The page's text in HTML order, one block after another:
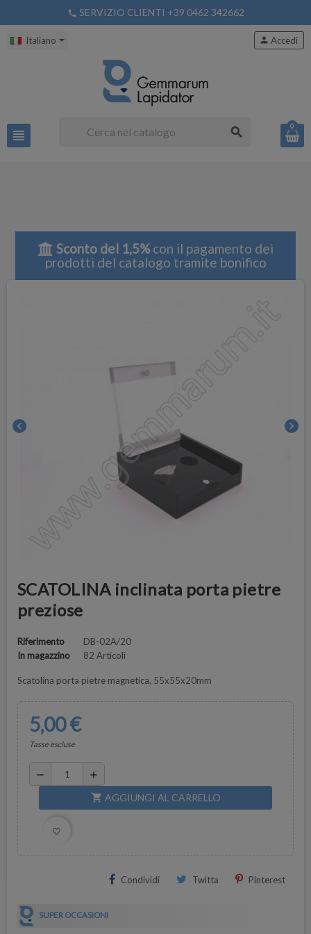
phone SERVIZIO CLIENTI +39 0462 342662
Italiano
view_headline search
person Accedi
0
Sconto del 1,5%con il pagamento dei
prodotti del catalogo tramite bonifico
chevron_left chevron_right
SCATOLINA inclinata porta pietre
preziose
Riferimento
DB-02A/20
In magazzino
82 Articoli
Scatolina porta pietre magnetica, 55x55x20mm
5,00 €
Tasse escluse
remove add
shopping_cart AGGIUNGI AL CARRELLO
favorite_border
Condividi Twitta Pinterest
SUPER OCCASIONI